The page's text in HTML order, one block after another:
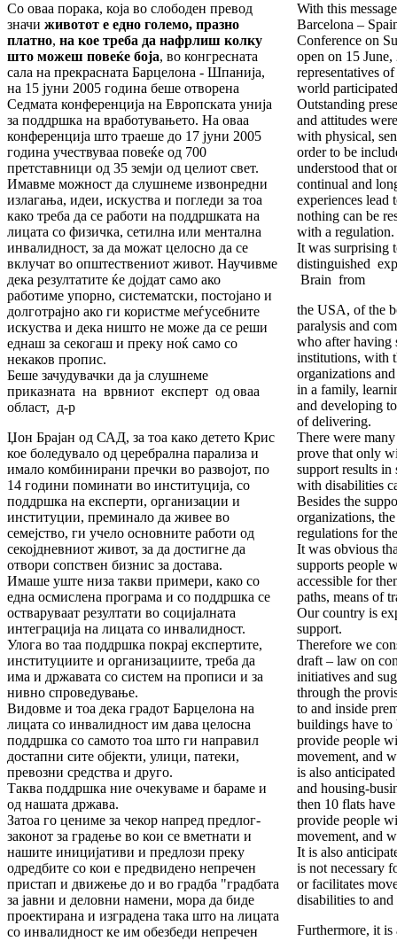
Со оваа порака, која во слободен превод
значи животот е едно големо, празно
платно, на кое треба да нафрлиш колку
што можеш повеќе боја, во конгресната
сала на прекрасната Барцелона - Шпанија,
на 15 јуни 2005 година беше отворена
Седмата конференција на Европската унија
за поддршка на вработувањето. На оваа
конференција што траеше до 17 јуни 2005
година учествуваа повеќе од 700
претставници од 35 земји од целиот свет.
Имавме можност да слушнеме извонредни
излагања, идеи, искуства и погледи за тоа
како треба да се работи на поддршката на
лицата со физичка, сетилна или ментална
инвалидност, за да можат целосно да се
вклучат во општествениот живот. Научивме
дека резултатите ќе дојдат само ако
работиме упорно, систематски, постојано и
долготрајно ако ги користме меѓусебните
искуства и дека ништо не може да се реши
еднаш за секогаш и преку ноќ само со
некаков пропис.
Беше зачудувачки да ја слушнеме
приказната на врвниот експерт од оваа
област, д-р
Џон Брајан од САД, за тоа како детето Крис
кое боледувало од церебрална парализа и
имало комбинирани пречки во развојот, по
14 години поминати во институција, со
поддршка на експерти, организации и
институции, преминало да живее во
семејство, ги учело основните работи од
секојдневниот живот, за да достигне да
отвори сопствен бизнис за достава.
Имаше уште низа такви примери, како со
една осмислена програма и со поддршка се
остваруваат резултати во социјалната
интеграција на лицата со инвалидност.
Улога во таа поддршка покрај експертите,
институциите и организациите, треба да
има и државата со систем на прописи и за
нивно спроведување.
Видовме и тоа дека градот Барцелона на
лицата со инвалидност им дава целосна
поддршка со самото тоа што ги направил
достапни сите објекти, улици, патеки,
превозни средства и друго.
Таква поддршка ние очекуваме и бараме и
од нашата држава.
Затоа го цениме за чекор напред предлог-
законот за градење во кои се вметнати и
нашите иницијативи и предлози преку
одредбите со кои е предвидено непречен
пристап и движење до и во градба "градбата
за јавни и деловни намени, мора да биде
проектирана и изградена така што на лицата
со инвалидност ке им обезбеди непречен
With this
Barcelona –
Conference on
open on 15
representatives
world
Outstanding
and attitudes
with physical,
order to be
understood that
continual and
experiences lead
nothing can be
with a regulation.
It was surprising
distinguished
Brain from
the USA, of the
paralysis and
who after having
institutions, with
organizations
in a family,
and developing
of delivering.
There were
prove that only
support results
with disabilities
Besides the
organizations,
regulations for
It was obvious
supports people
accessible for
paths, means of
Our country is
support.
Therefore we
draft – law on
initiatives and
through the
to and inside
buildings have to
provide people
movement, and
is also
and housing-
then 10 flats
provide people
movement, and
It is also
is not necessary
or facilitates
disabilities to
Furthermore, it is